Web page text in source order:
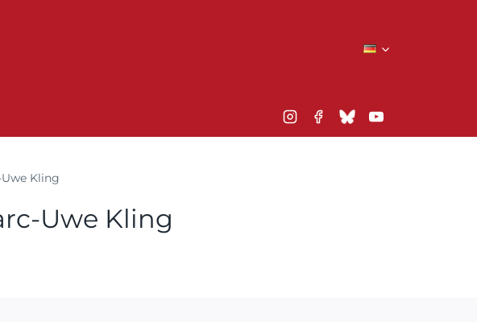
Kling
Uwe Kling